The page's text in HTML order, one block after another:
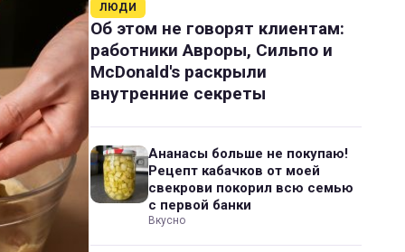
ЛЮДИ
Об этом не говорят клиентам:
работники Авроры, Сильпо и
McDonald's раскрыли
внутренние секреты
Ананасы больше не покупаю!
Рецепт кабачков от моей
свекрови покорил всю семью
с первой банки
Вкусно